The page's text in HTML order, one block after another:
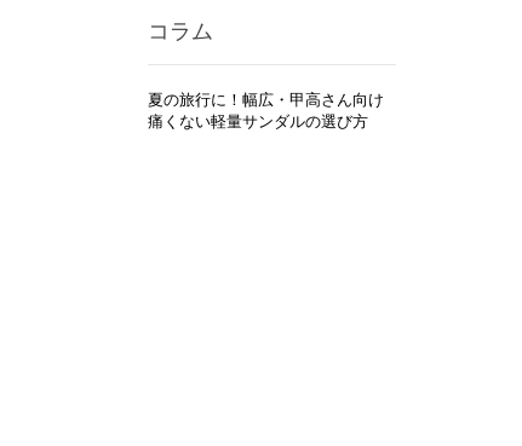
コラム
夏の旅行に！幅広・甲高さん向け
痛くない軽量サンダルの選び方